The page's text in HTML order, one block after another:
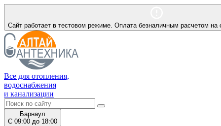
Сайт работает в тестовом режиме. Оплата безналичным расчетом на
Все для отопления,
водоснабжения
и канализации
Барнаул
С 09:00 до 18:00